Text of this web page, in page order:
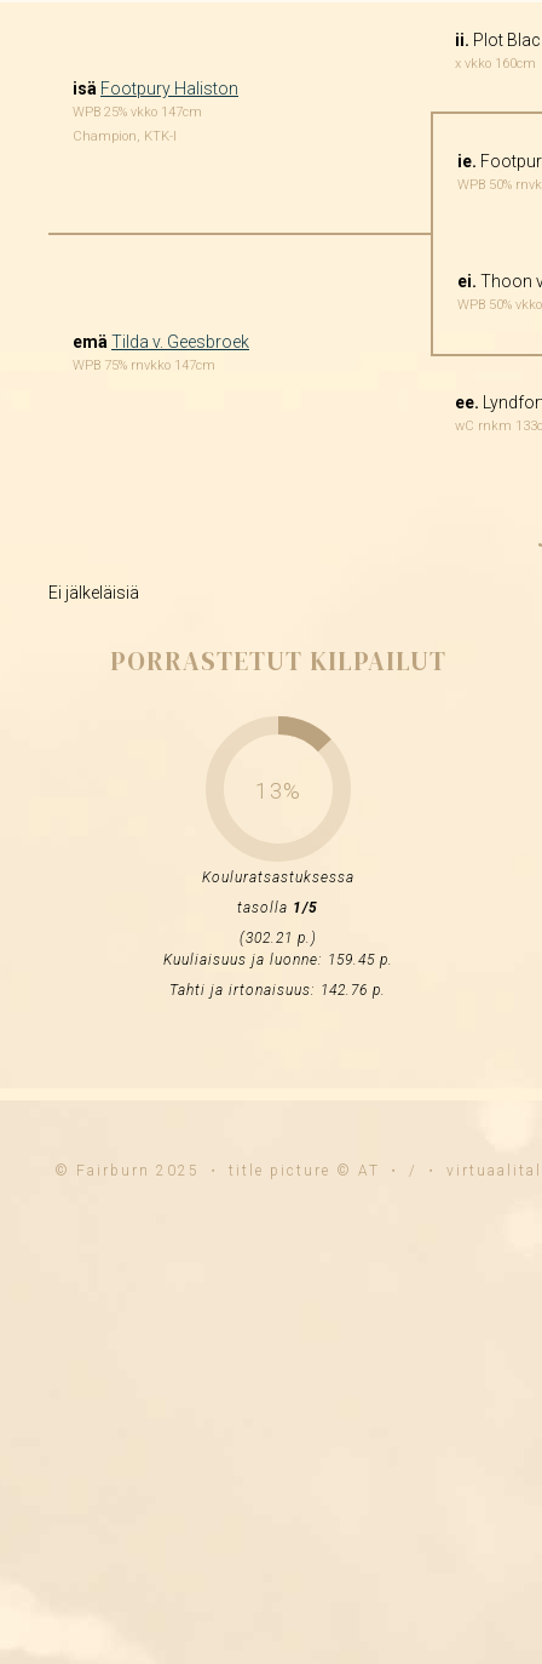
isä Footpury Haliston
WPB 25% vkko 147cm
Champion, KTK-I
ii. Plot
x vkko 160cm
ie.
WPB 50%
emä Tilda v. Geesbroek
WPB 75% rnvkko 147cm
ei. Thoon
WPB 50%
ee.
wC rnkm
Ei jälkeläisiä
PORRASTETUT KILPAILUT
13%
Kouluratsastuksessa
tasolla 1/5
(302.21 p.)
Kuuliaisuus ja luonne: 159.45 p.
Tahti ja irtonaisuus: 142.76 p.
© Fairburn 2025 ・ title picture © AT ・ / ・